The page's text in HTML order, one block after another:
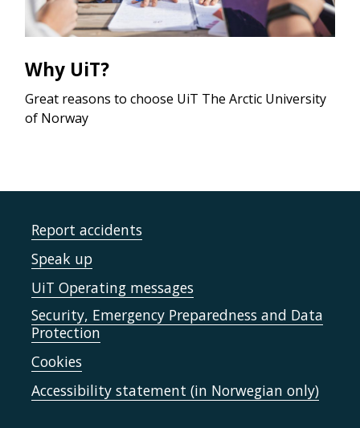
Why UiT?
Great reasons to choose UiT The Arctic University
of Norway
Report accidents
Speak up
UiT Operating messages
Security, Emergency Preparedness and Data
Protection
Cookies
Accessibility statement (in Norwegian only)